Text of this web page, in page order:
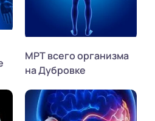
МРТ всего организма
на Дубровке